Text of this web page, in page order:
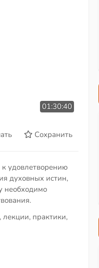
01:30:40
Сохранить
удовлетворению
духовных истин,
необходимо
лекции, практики,